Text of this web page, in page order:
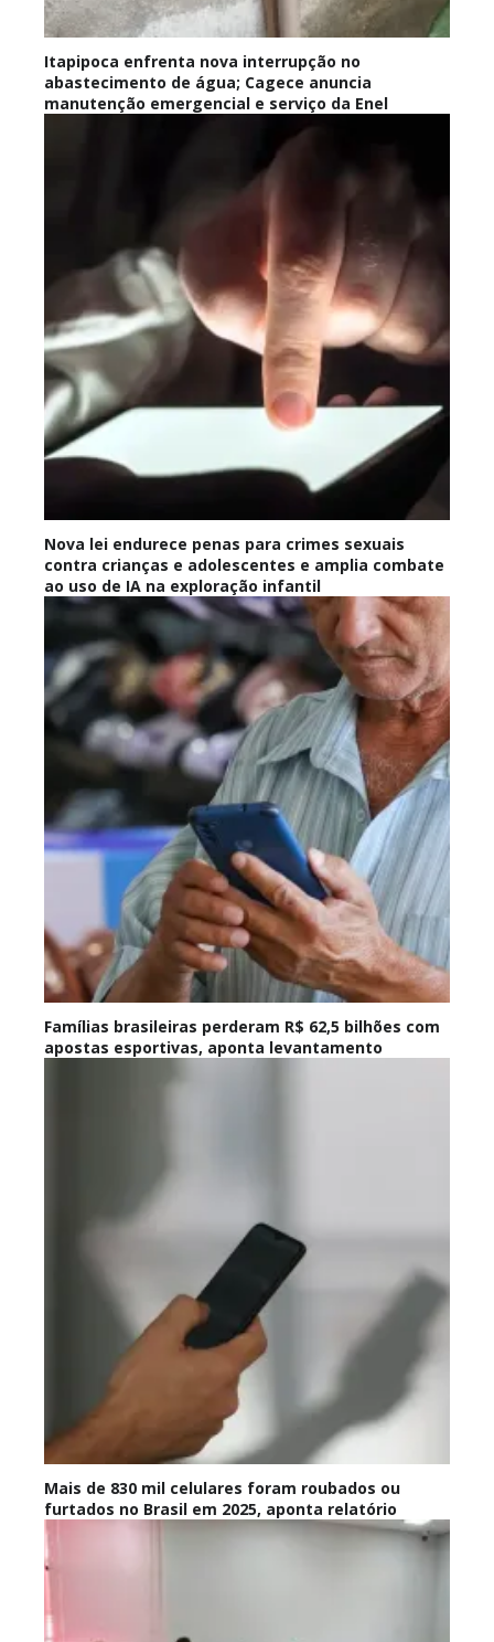
Itapipoca enfrenta nova interrupção no
abastecimento de água; Cagece anuncia
manutenção emergencial e serviço da Enel
Nova lei endurece penas para crimes sexuais
contra crianças e adolescentes e amplia combate
ao uso de IA na exploração infantil
Famílias brasileiras perderam R$ 62,5 bilhões com
apostas esportivas, aponta levantamento
Mais de 830 mil celulares foram roubados ou
furtados no Brasil em 2025, aponta relatório